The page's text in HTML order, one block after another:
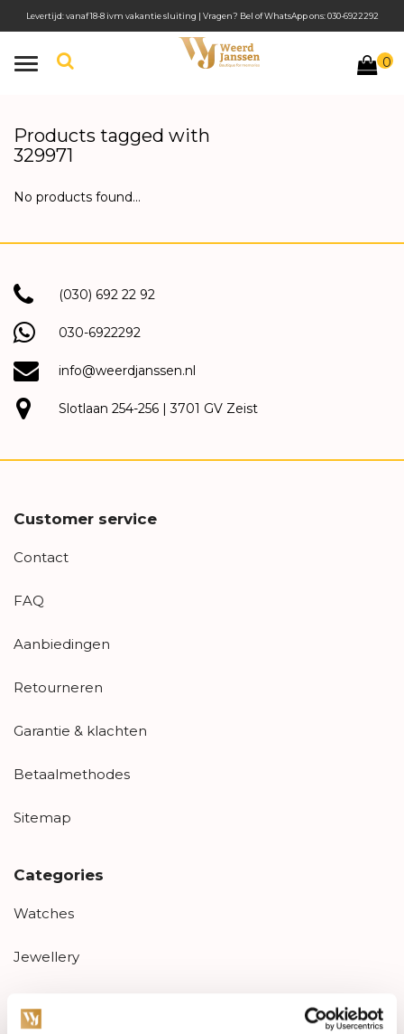
Toggle
0
Levertijd: vanaf 18-8 ivm vakantie sluiting | Vragen? Bel of WhatsApp ons: 030-6922292
Products tagged with
329971
No products found...
(030) 692 22 92
030-6922292
info@weerdjanssen.nl
Slotlaan 254-256 | 3701 GV Zeist
Customer service
Contact
FAQ
Aanbiedingen
Retourneren
Garantie & klachten
Betaalmethodes
Sitemap
Categories
Watches
Jewellery